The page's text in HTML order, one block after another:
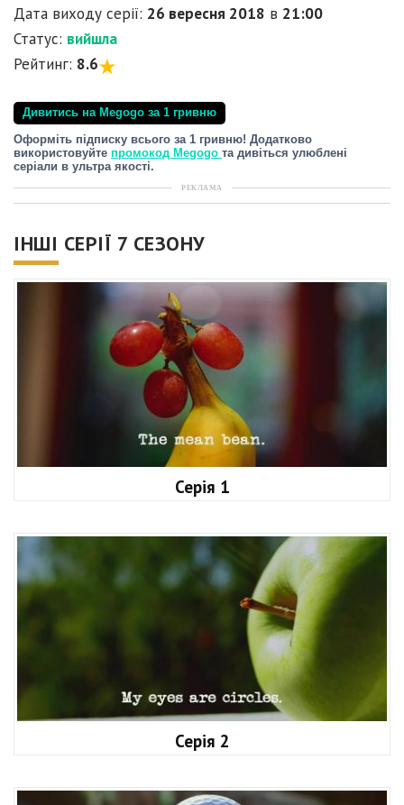
Дата виходу серії: 26 вересня 2018 в 21:00
Статус: вийшла
Рейтинг: 8.6
Дивитись на Megogo за 1 гривню
Оформіть підписку всього за 1 гривню! Додатково
використовуйте промокод Megogo та дивіться улюблені
серіали в ультра якості.
РЕКЛАМА
ІНШІ СЕРІЇ 7 СЕЗОНУ
Серія 1
Серія 2